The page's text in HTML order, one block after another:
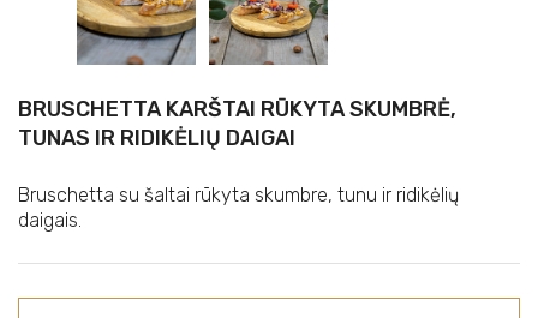
BRUSCHETTA KARŠTAI RŪKYTA SKUMBRĖ,
TUNAS IR RIDIKĖLIŲ DAIGAI
Bruschetta su šaltai rūkyta skumbre, tunu ir ridikėlių
daigais.